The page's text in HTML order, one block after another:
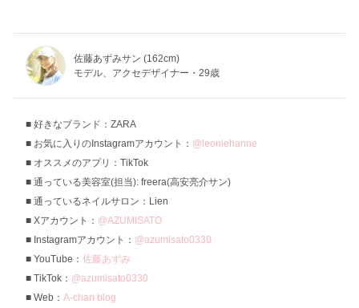
佐藤あずみサン (162cm)
モデル、アクセデザイナー・29歳
好きなブランド：ZARA
お気に入りのInstagramアカウント： @leoniehanne
オススメのアプリ：TikTok
通っている美容室(担当): freera(高安亮介サン)
通っているネイルサロン：Lien
Xアカウント： @AZUMISATO
Instagramアカウント： @azumisato0330
YouTube： 佐藤あずみ
TikTok： @azumisato0330
Web： A-chan blog